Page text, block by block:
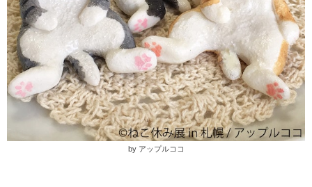
by アップルココ